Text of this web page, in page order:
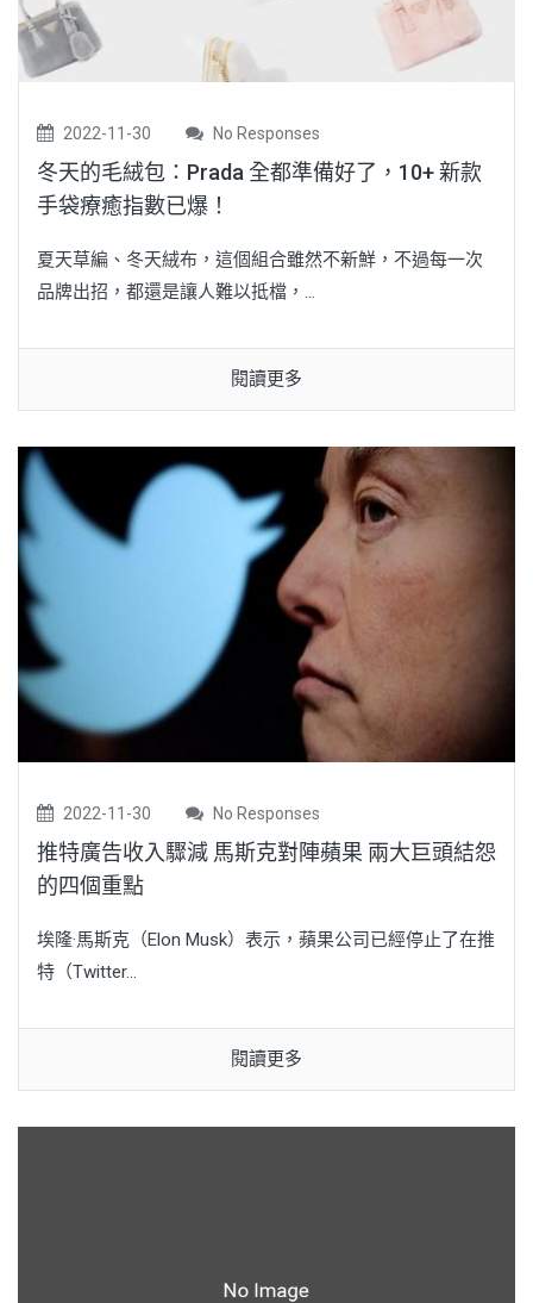
2022-11-30 No Responses
冬天的毛絨包：Prada 全都準備好了，10+ 新款
手袋療癒指數已爆！
夏天草編、冬天絨布，這個組合雖然不新鮮，不過每一次
品牌出招，都還是讓人難以抵檔，...
閱讀更多
2022-11-30 No Responses
推特廣告收入驟減 馬斯克對陣蘋果 兩大巨頭結怨
的四個重點
埃隆·馬斯克（Elon Musk）表示，蘋果公司已經停止了在推
特（Twitter...
閱讀更多